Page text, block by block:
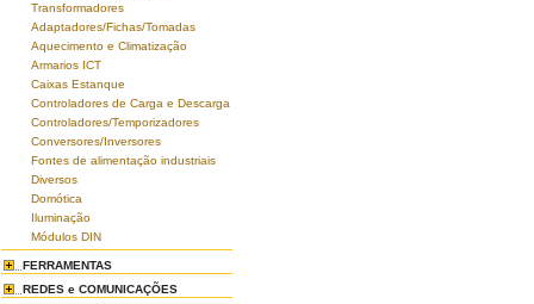
Transformadores
Adaptadores/Fichas/Tomadas
Aquecimento e Climatização
Armarios ICT
Caixas Estanque
Controladores de Carga e Descarga
Controladores/Temporizadores
Conversores/Inversores
Fontes de alimentação industriais
Diversos
Domótica
Iluminação
Módulos DIN
FERRAMENTAS
REDES e COMUNICAÇÕES